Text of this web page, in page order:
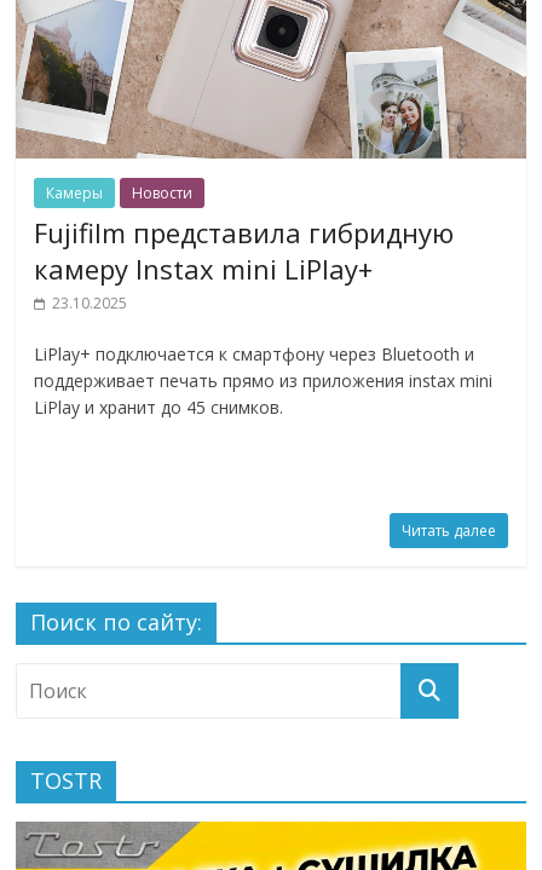
Камеры Новости
Fujifilm представила гибридную
камеру Instax mini LiPlay+
23.10.2025
LiPlay+ подключается к смартфону через Bluetooth и
поддерживает печать прямо из приложения instax mini
LiPlay и хранит до 45 снимков.
Читать далее
Поиск по сайту:
TOSTR